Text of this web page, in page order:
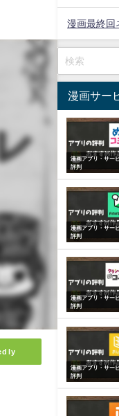
漫画最終回
漫画サー
漫画アプリ・サー
評判
漫画アプリ・サー
評判
漫画アプリ・サー
評判
漫画アプリ・サー
評判